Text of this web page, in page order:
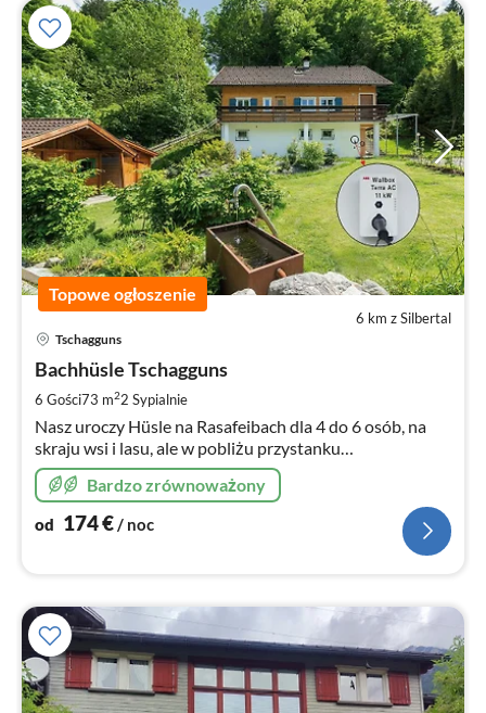
Topowe ogłoszenie
6 km z Silbertal
Tschagguns
Bachhüsle Tschagguns
6 Gości73 m22 Sypialnie
Nasz uroczy Hüsle na Rasafeibach dla 4 do 6 osób, na
skraju wsi i lasu, ale w pobliżu przystanku
autobusowego, oferuje idealne zakwaterowanie dla
pieszych i narciarskich wakacji.
Bardzo zrównoważony
od 174€/ noc